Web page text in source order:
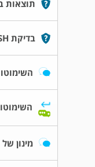
בדיקת TSH
השימוטו
השימוטו